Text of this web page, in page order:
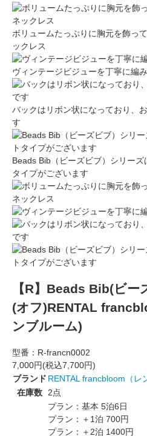
ボリュームたっぷりに胸元を飾っ
ックレス
ヴィンテージビジューを丁寧に編
バックはリボン状になっており、
す
Beads Bib（ビーズビブ）シリー
タイプがございます
【R】Beads Bib(ビー
(オフ)RENTAL
ンブルーム)
型番： R-francn0002
7,000円(税込7,700円)
ブランド RENTAL francbloom（レ
在庫数
2点
プラン：基本 5泊6日
プラン：＋1泊 700円
プラン：＋2泊 1400円